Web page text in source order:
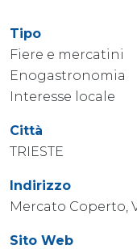
Tipo
Fiere e mercatini
Enogastronomia
Interesse locale
Città
TRIESTE
Indirizzo
Mercato Coperto,
Sito Web